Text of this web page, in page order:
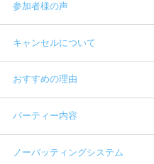
参加者様の声
キャンセルについて
おすすめの理由
パーティー内容
ノーバッティングシステム